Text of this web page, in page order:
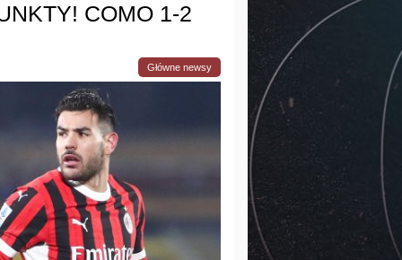
COMO 1-2
Główne newsy